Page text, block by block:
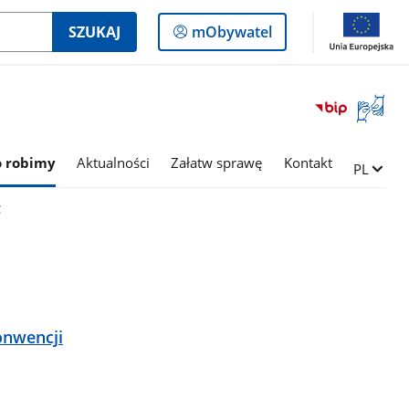
SZUKAJ
Logowanie
do
mObywatel
Otwórz
okno
języka
robimy Aktualności Załatw sprawę Kontakt Zmień
PL